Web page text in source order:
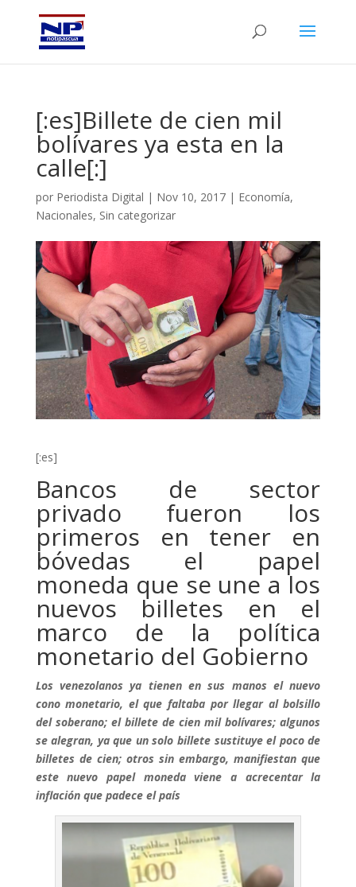
[:es]Billete de cien mil
bolívares ya esta en la
calle[:]
por Periodista Digital | Nov 10, 2017| Economía,
Nacionales, Sin categorizar
[:es]
Bancos de sector
privado fueron los
primeros en tener en
bóvedas el papel
moneda que se une a los
nuevos billetes en el
marco de la política
monetario del Gobierno
Los venezolanos ya tienen en sus manos el nuevo
cono monetario, el que faltaba por llegar al bolsillo
del soberano; el billete de cien mil bolívares; algunos
se alegran, ya que un solo billete sustituye el poco de
billetes de cien; otros sin embargo, manifiestan que
este nuevo papel moneda viene a acrecentar la
inflación que padece el país